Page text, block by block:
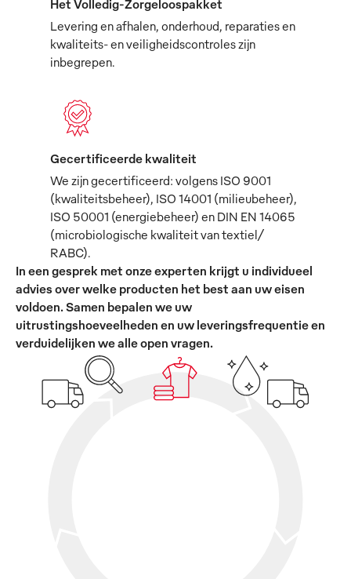
Het Volledig-Zorgeloospakket
Levering en afhalen, onderhoud, reparaties en
kwaliteits- en veiligheidscontroles zijn
inbegrepen.
Gecertificeerde kwaliteit
We zijn gecertificeerd: volgens ISO 9001
(kwaliteitsbeheer), ISO 14001 (milieubeheer),
ISO 50001 (energiebeheer) en DIN EN 14065
(microbiologische kwaliteit van textiel/
RABC).
In een gesprek met onze experten krijgt u individueel
advies over welke producten het best aan uw eisen
voldoen. Samen bepalen we uw
uitrustingshoeveelheden en uw leveringsfrequentie en
verduidelijken we alle open vragen.